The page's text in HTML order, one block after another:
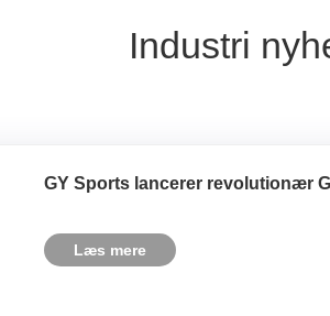
Industri
GY Sports lancerer revolutionær
Læs mere